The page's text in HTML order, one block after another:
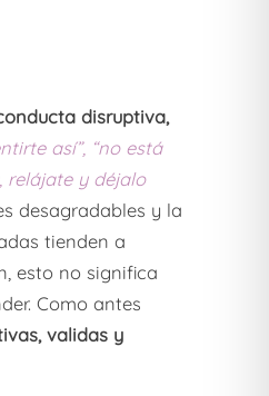
disruptiva,
así”, “no está
relájate y déjalo
desagradables y la
tienden a
esto no significa
Como antes
validas y